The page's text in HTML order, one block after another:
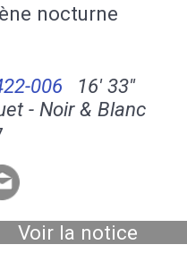
nocturne
006
16' 33''
- Noir & Blanc
Voir la notice